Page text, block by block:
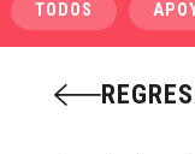
TODOS